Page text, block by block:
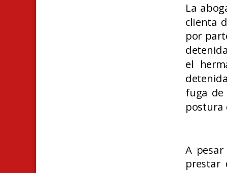
La
clienta
por
el
fuga
postura
A
prestar